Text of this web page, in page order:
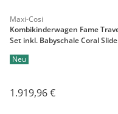
Maxi-Cosi
Kombikinderwagen Fame Travel-
Set inkl. Babyschale Coral Slide
Slide Pro
Neu
1.919,96 €